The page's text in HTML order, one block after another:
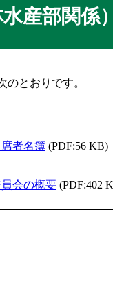
産部関係）
のとおりです。
席者名簿 (PDF:56 KB)
会の概要 (PDF:402